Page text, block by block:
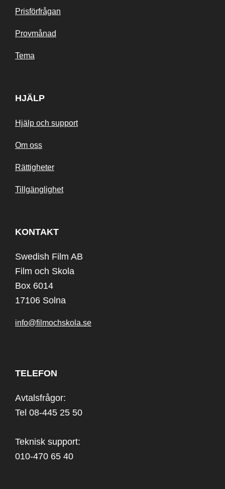
Prisförfrågan
Provmånad
Tema
HJÄLP
Hjälp och support
Om oss
Rättigheter
Tillgänglighet
KONTAKT
Swedish Film AB
Film och Skola
Box 6014
17106 Solna
info@filmochskola.se
TELEFON
Avtalsfrågor:
Tel 08-445 25 50
Teknisk support:
010-470 65 40